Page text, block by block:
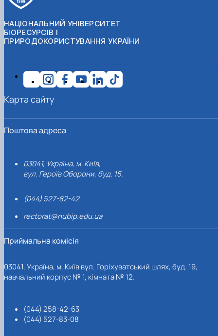
НАЦІОНАЛЬНИЙ УНІВЕРСИТЕТ
БІОРЕСУРСІВ І
ПРИРОДОКОРИСТУВАННЯ УКРАЇНИ
Поштова адреса
03041, Україна, м. Київ,
вул. Героїв Оборони, буд. 15.
(044) 527-82-42
rectorat@nubip.edu.ua
Приймальна комісія
03041, Україна, м. Київ вул. Горіхуватський шлях, буд. 19,
навчальний корпус № 1, кімната № 12.
(044) 258-42-63
(044) 527-83-08
Карта сайту